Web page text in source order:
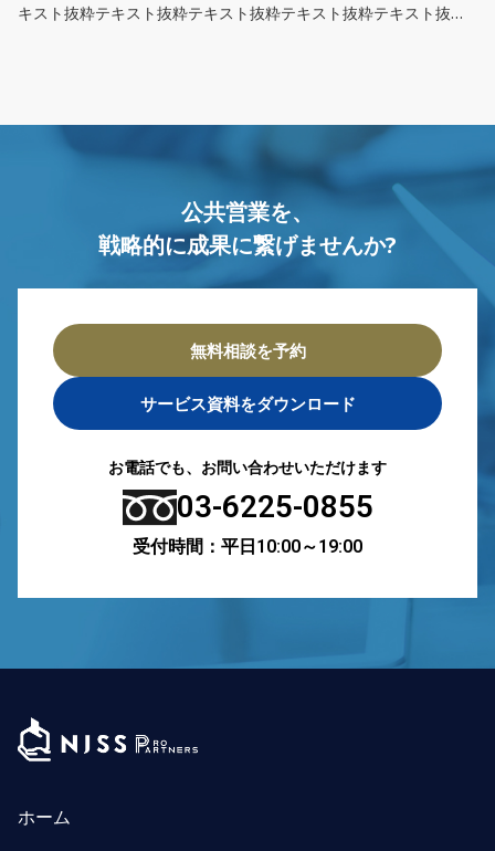
キスト抜粋テキスト抜粋テキスト抜粋テキスト抜粋テキスト抜粋
公共営業を、
戦略的に成果に繋げませんか?
無料相談を予約
サービス資料をダウンロード
お電話でも、お問い合わせいただけます
03-6225-0855
受付時間：平日10:00～19:00
ホーム